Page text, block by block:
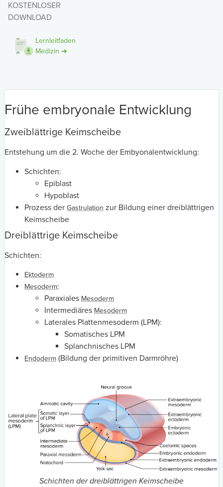
KOSTENLOSER
DOWNLOAD
Lernleitfaden
Medizin ➜
Frühe embryonale Entwicklung
Zweiblättrige Keimscheibe
Entstehung um die 2. Woche der Embyonalentwicklung:
Schichten:
Epiblast
Hypoblast
Prozess der Gastrulation zur Bildung einer dreiblättrigen
Keimscheibe
Dreiblättrige Keimscheibe
Schichten:
Ektoderm
Mesoderm:
Paraxiales Mesoderm
Intermediäres Mesoderm
Laterales Plattenmesoderm (LPM):
Somatisches LPM
Splanchnisches LPM
Endoderm (Bildung der primitiven Darmröhre)
Schichten der dreiblättrigen Keimscheibe